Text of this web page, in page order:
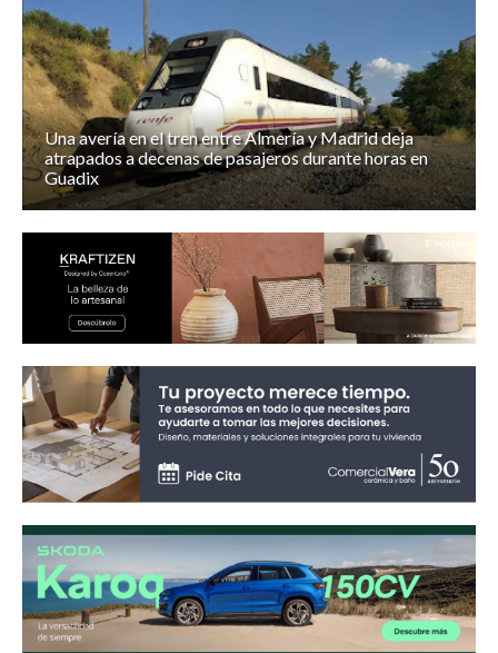
Una avería en el tren entre Almería y Madrid deja
atrapados a decenas de pasajeros durante horas en
Guadix